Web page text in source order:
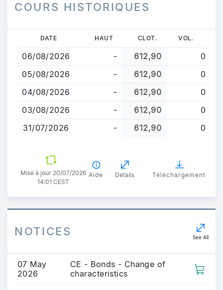
COURS HISTORIQUES
contenu
principal
DATE HAUT CLOT. VOL.
06/08/2026 - 612,90
0
05/08/2026
- 612,90
0
04/08/2026
- 612,90
0
03/08/2026
- 612,90
0
31/07/2026
- 612,90 0
Mise à jour 20/07/2026
14:01 CEST
Aide Details Téléchargement
NOTICES See All
07 May
2026
CE - Bonds - Change of
characteristics